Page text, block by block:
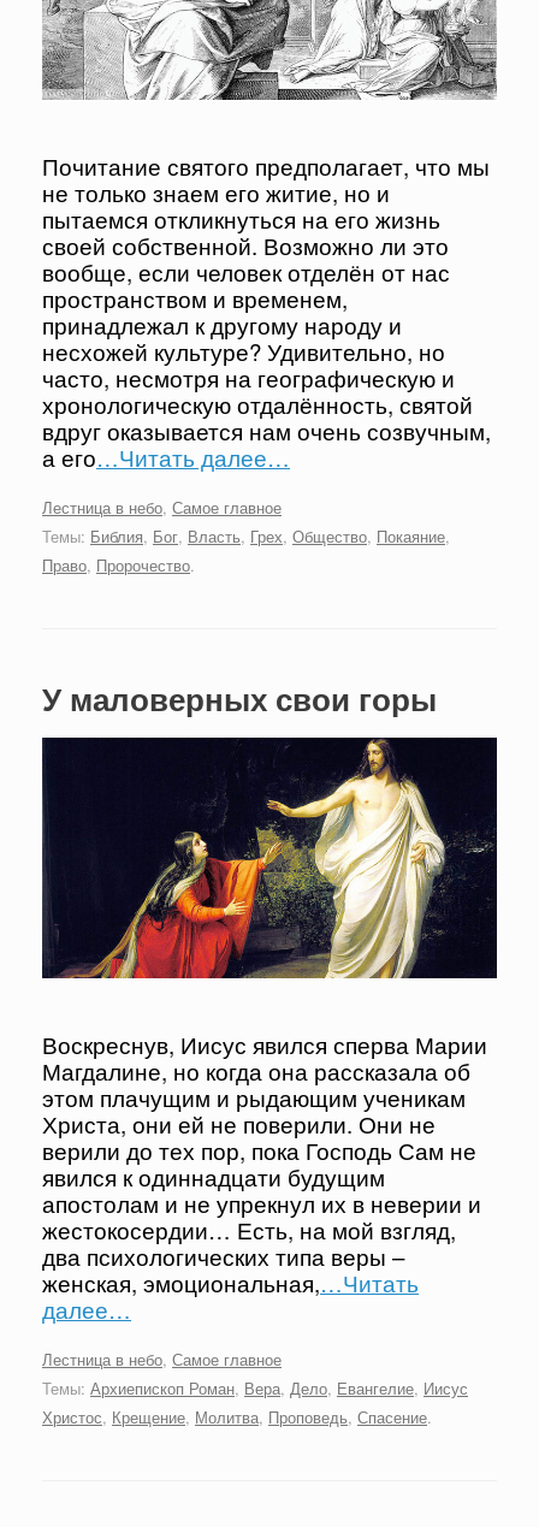
Почитание святого предполагает, что мы
не только знаем его житие, но и
пытаемся откликнуться на его жизнь
своей собственной. Возможно ли это
вообще, если человек отделён от нас
пространством и временем,
принадлежал к другому народу и
несхожей культуре? Удивительно, но
часто, несмотря на географическую и
хронологическую отдалённость, святой
вдруг оказывается нам очень созвучным,
а его…Читать далее…
Лестница в небо, Самое главное
Темы: Библия, Бог, Власть, Грех, Общество, Покаяние,
Право, Пророчество.
У маловерных свои горы
Воскреснув, Иисус явился сперва Марии
Магдалине, но когда она рассказала об
этом плачущим и рыдающим ученикам
Христа, они ей не поверили. Они не
верили до тех пор, пока Господь Сам не
явился к одиннадцати будущим
апостолам и не упрекнул их в неверии и
жестокосердии… Есть, на мой взгляд,
два психологических типа веры –
женская, эмоциональная,…Читать
далее…
Лестница в небо, Самое главное
Темы: Архиепископ Роман, Вера, Дело, Евангелие, Иисус
Христос, Крещение, Молитва, Проповедь, Спасение.